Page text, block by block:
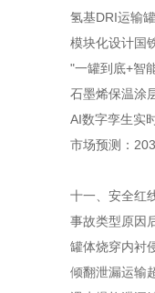
氢基DRI运输罐
模块化设计国
"一罐到底+智
石墨烯保温涂
AI数字孪生实
市场预测：
十一、安全红
事故类型原因
罐体烧穿内衬
倾翻泄漏运输